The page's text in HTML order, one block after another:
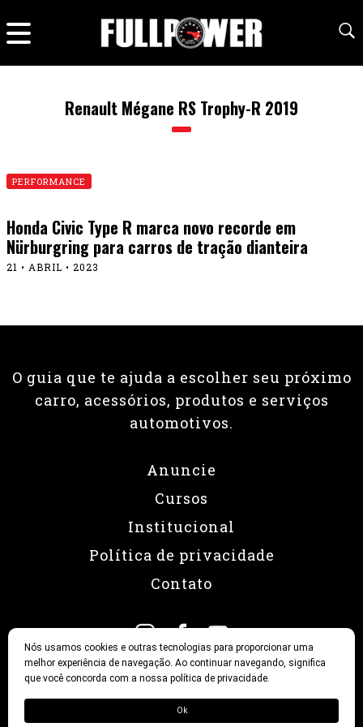
Renault Mégane RS Trophy-R 2019
PERFORMANCE
Honda Civic Type R marca novo recorde em
Nürburgring para carros de tração dianteira
21 • ABRIL • 2023
O guia que te ajuda a escolher seu próximo
carro, acessórios, produtos e serviços
automotivos.
Anuncie
Cursos
Institucional
Política de privacidade
Contato
Nós usamos cookies e outras tecnologias para proporcionar uma
melhor experiência de navegação. Ao continuar navegando, significa
que você concorda com a nossa política de privacidade.
Ok